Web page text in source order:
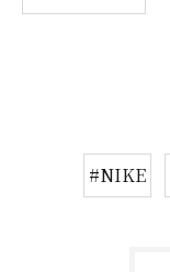
#NIKE